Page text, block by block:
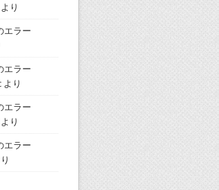
より
エラー
エラー
より
エラー
より
エラー